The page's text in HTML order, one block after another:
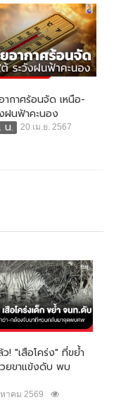
ากาศร้อนจัด เหนือ-
ฝนฟ้าคะนอง
น.
20 เม.ย. 2567
! "เสือโคร่ง" ที่ขย้ำ
ยขาแข้งดับ พบ
าคม 2569